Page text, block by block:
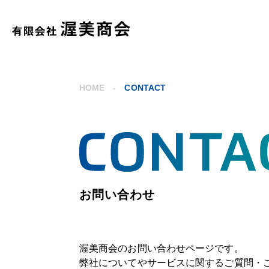
HOME - CONTACT
お問い合わせ
渥美商会のお問い合わせページです。
弊社についてやサービスに関するご質問・